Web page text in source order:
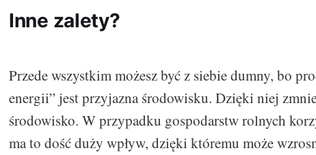
Inne zalety?
Przede wszystkim możesz być z siebie dumny, bo
energii” jest przyjazna środowisku. Dzięki niej
środowisko. W przypadku gospodarstw rolnych
ma to dość duży wpływ, dzięki któremu może